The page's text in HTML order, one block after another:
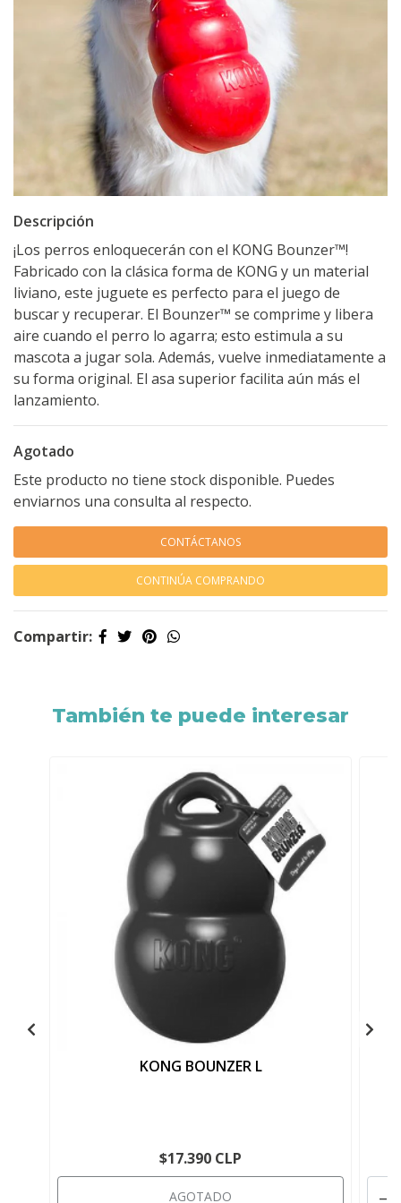
Descripción
¡Los perros enloquecerán con el KONG Bounzer™!
Fabricado con la clásica forma de KONG y un material
liviano, este juguete es perfecto para el juego de
buscar y recuperar. El Bounzer™ se comprime y libera
aire cuando el perro lo agarra; esto estimula a su
mascota a jugar sola. Además, vuelve inmediatamente a
su forma original. El asa superior facilita aún más el
lanzamiento.
Agotado
Este producto no tiene stock disponible. Puedes
enviarnos una consulta al respecto.
CONTÁCTANOS
CONTINÚA COMPRANDO
Compartir:
También te puede interesar
KONG BOUNZER L
$17.390 CLP
AGOTADO